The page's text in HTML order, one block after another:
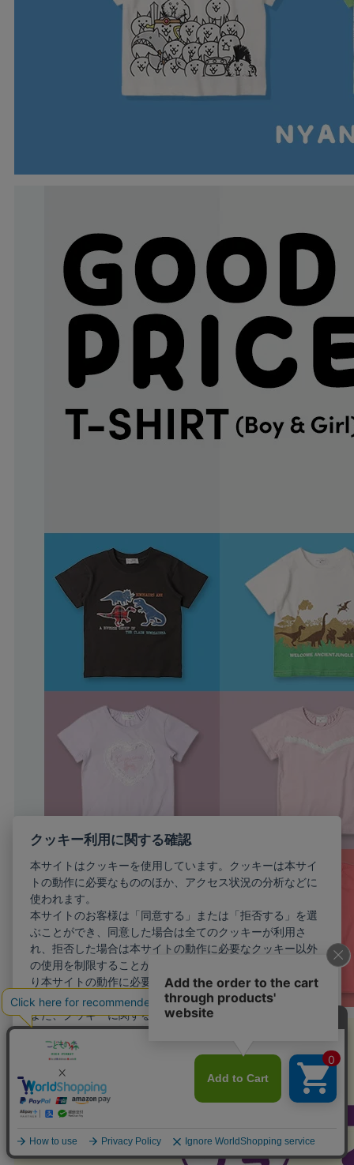
クッキー利用に関する確認
本サイトはクッキーを使用しています。クッキーは本サイ
トの動作に必要なもののほか、アクセス状況の分析などに
使われます。
本サイトのお客様は「同意する」または「拒否する」を選
ぶことができ、同意した場合は全てのクッキーが利用さ
れ、拒否した場合は本サイトの動作に必要なクッキー以外
の使用を制限することができます。お客様が同意しない限
り本サイトの動作に必要最小限のクッキー以外が利用され
ることはありません。
また、クッキーに関する設定を詳細に行いたい場合はこち
らから行えます。詳細設定